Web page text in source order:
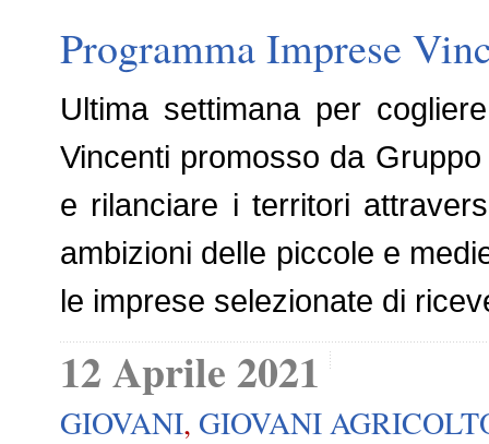
Programma Imprese
Ultima settimana per
Vincenti promosso da
e rilanciare i territori
ambizioni delle piccole e
le imprese selezionate di
12 Aprile 2021
GIOVANI, GIOVANI